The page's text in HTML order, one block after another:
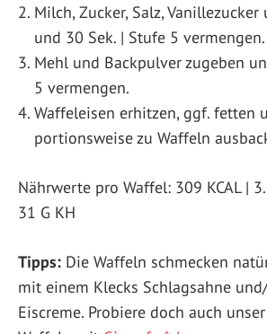
Milch, Zucker, Salz,
und 30 Sek. | Stufe 5 vermengen.
Mehl und Backpulver zugeben
5 vermengen.
Waffeleisen erhitzen, ggf. fetten
portionsweise zu Waffeln
Nährwerte pro Waffel: 309 KCAL |
31 G KH
Tipps: Die Waffeln schmecken
mit einem Klecks Schlagsahne
Eiscreme. Probiere doch auch